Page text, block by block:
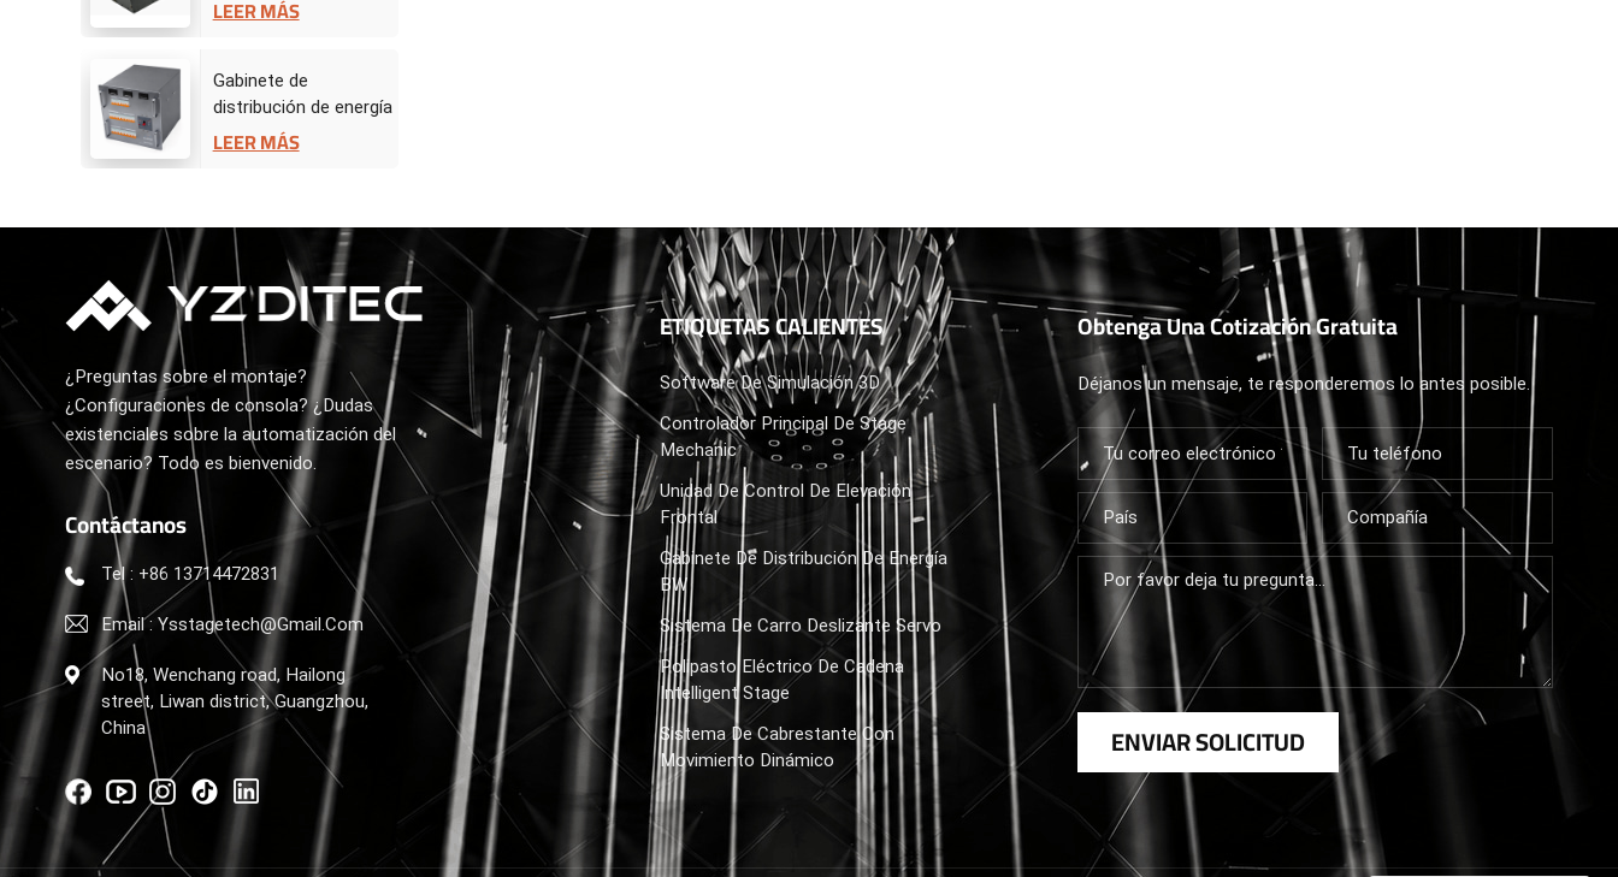
LEER MÁS
Gabinete de
distribución de energía
BW
LEER MÁS
¿Preguntas sobre el montaje?
¿Configuraciones de consola? ¿Dudas
existenciales sobre la automatización del
escenario? Todo es bienvenido.
Contáctanos
Tel : +86 13714472831
Email : Ysstagetech@gmail.com
No18, Wenchang road, Hailong
street, Liwan district, Guangzhou,
China
ETIQUETAS CALIENTES
Software De Simulación 3D
Controlador Principal De Stage
Mechanic
Unidad De Control De Elevación
Frontal
Gabinete De Distribución De Energía
BW
Sistema De Carro Deslizante Servo
Polipasto Eléctrico De Cadena
Intelligent Stage
Sistema De Cabrestante Con
Movimiento Dinámico
Obtenga Una Cotización Gratuita
Déjanos un mensaje, te responderemos lo antes posible.
ENVIAR SOLICITUD